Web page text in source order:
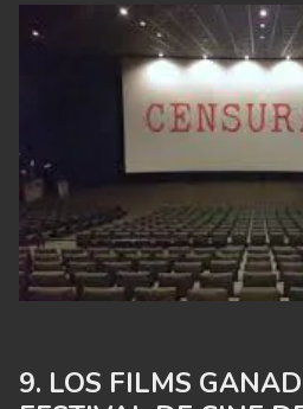
LOS FILMS